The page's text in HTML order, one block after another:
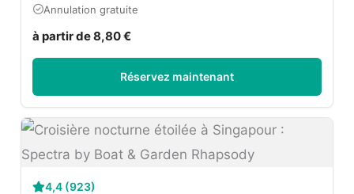
Annulation gratuite
à partir de 8,80 €
Réservez maintenant
4,4 (923)